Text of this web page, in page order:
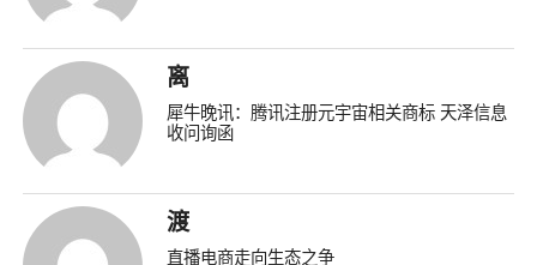
离
犀牛晚讯：腾讯注册元宇宙相关商标 天泽信息
收问询函
渡
直播电商走向生态之争